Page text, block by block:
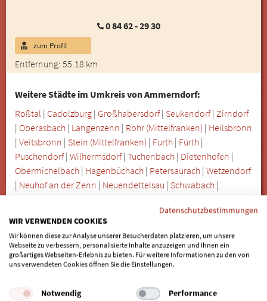
0 84 62 - 29 30
Entfernung: 55.18 km
zum Profil
Weitere Städte im Umkreis von Ammerndorf:
Roßtal | Cadolzburg | Großhabersdorf| Seukendorf| Zirndorf
| Oberasbach | Langenzenn | Rohr (Mittelfranken) | Heilsbronn
| Veitsbronn | Stein (Mittelfranken) | Furth | Fürth |
Puschendorf| Wilhermsdorf| Tuchenbach | Dietenhofen |
Obermichelbach | Hagenbüchach | Petersaurach | Wetzendorf
| Neuhof an der Zenn | Neuendettelsau | Schwabach |
SIND SIE BEHANDLER/IN UND
MÖCHTEN GELISTET WERDEN?
Wenn auch Sie als Behandler für "Zahnimplantate für
Datenschutzbestimmungen
WIR VERWENDEN COOKIES
Wir können diese zur Analyse unserer Besucherdaten platzieren, um unsere
Webseite zu verbessern, personalisierte Inhalte anzuzeigen und Ihnen ein
großartiges Webseiten-Erlebnis zu bieten. Für weitere Informationen zu den von
uns verwendeten Cookies öffnen Sie die Einstellungen.
Notwendig Performance